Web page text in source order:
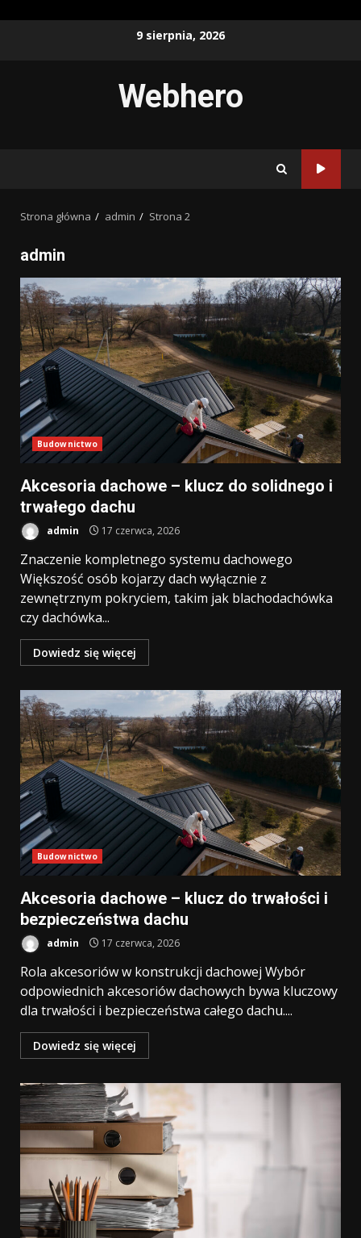
9 sierpnia, 2026
Webhero
Strona główna admin Strona 2
admin
Budownictwo
Akcesoria dachowe – klucz do solidnego i
trwałego dachu
admin 17 czerwca, 2026
Znaczenie kompletnego systemu dachowego
Większość osób kojarzy dach wyłącznie z
zewnętrznym pokryciem, takim jak blachodachówka
czy dachówka...
Dowiedz się więcej
Budownictwo
Akcesoria dachowe – klucz do trwałości i
bezpieczeństwa dachu
admin 17 czerwca, 2026
Rola akcesoriów w konstrukcji dachowej Wybór
odpowiednich akcesoriów dachowych bywa kluczowy
dla trwałości i bezpieczeństwa całego dachu....
Dowiedz się więcej